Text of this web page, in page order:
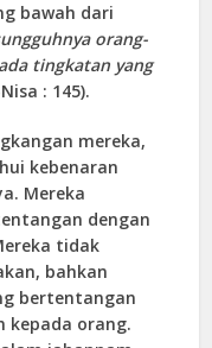
bawah dari
orang-
tingkatan yang
: 145).
mereka,
kebenaran
Mereka
dengan
tidak
bahkan
bertentangan
kepada orang.